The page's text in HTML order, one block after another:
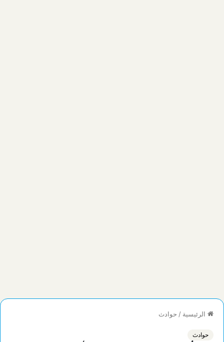
الرئيسية / حوادث
حوادث